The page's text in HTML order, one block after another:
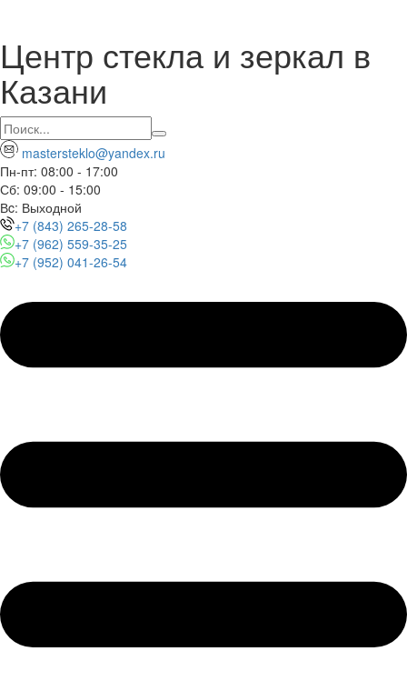
Центр стекла и зеркал в
Казани
mastersteklo@yandex.ru
Пн-пт: 08:00 - 17:00
Сб: 09:00 - 15:00
Вc: Выходной
+7 (843) 265-28-58
+7 (962) 559-35-25
+7 (952) 041-26-54